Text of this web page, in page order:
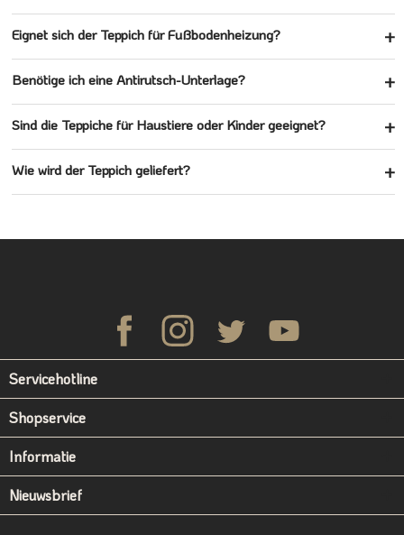
Eignet sich der Teppich für Fußbodenheizung?
Benötige ich eine Antirutsch-Unterlage?
Sind die Teppiche für Haustiere oder Kinder geeignet?
Wie wird der Teppich geliefert?
Servicehotline
Shopservice
Informatie
Nieuwsbrief